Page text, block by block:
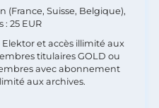
(France, Suisse, Belgique),
: 25 EUR
et accès illimité aux
titulaires GOLD ou
avec abonnement
aux archives.